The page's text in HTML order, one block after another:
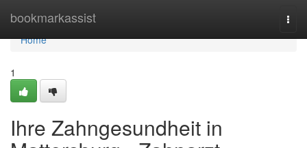
bookmarkassist
Home
Home
1
Ihre Zahngesundheit in